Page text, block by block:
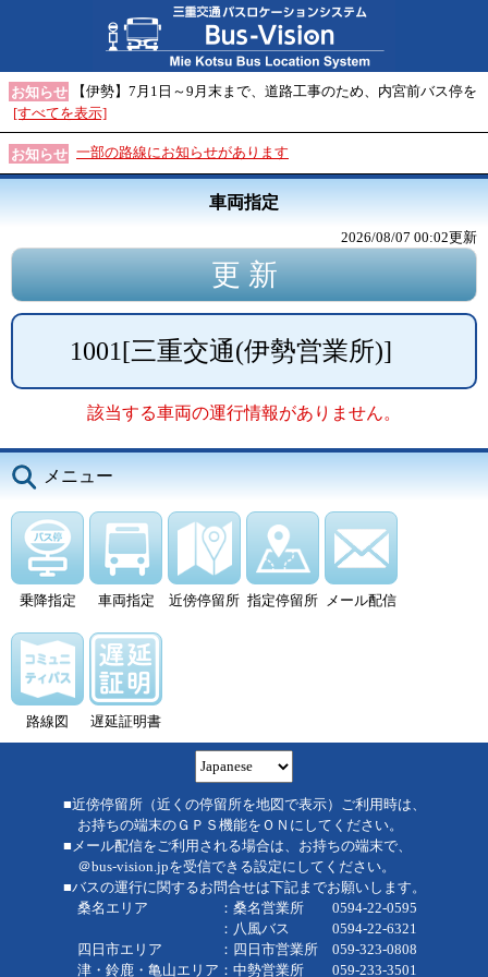
お知らせ
【伊勢】7月1日～9月末まで、道路工事のため、内宮前バス停を
[すべてを表示]
お知らせ 一部の路線にお知らせがあります
車両指定
2026/08/07 00:02更新
1001[三重交通(伊勢営業所)]
該当する車両の運行情報がありません。
メニュー
乗降指定 車両指定 近傍停留所 指定停留所 メール配信
路線図 遅延証明書
■近傍停留所（近くの停留所を地図で表示）ご利用時は、
お持ちの端末のＧＰＳ機能をＯＮにしてください。
■メール配信をご利用される場合は、お持ちの端末で、
＠bus-vision.jpを受信できる設定にしてください。
■バスの運行に関するお問合せは下記までお願いします。
桑名エリア ：桑名営業所 0594-22-0595
：八風バス 0594-22-6321
四日市エリア ：四日市営業所 059-323-0808
津・鈴鹿・亀山エリア：中勢営業所 059-233-3501